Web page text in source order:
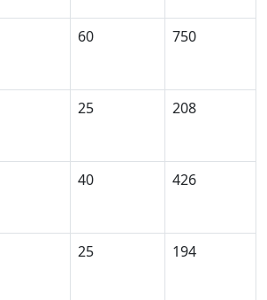
60 750
25 208
40 426
25 194